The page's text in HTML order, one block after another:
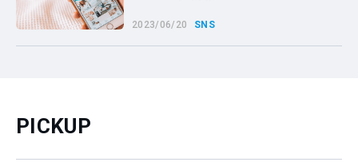
2023/06/20 SNS
PICKUP